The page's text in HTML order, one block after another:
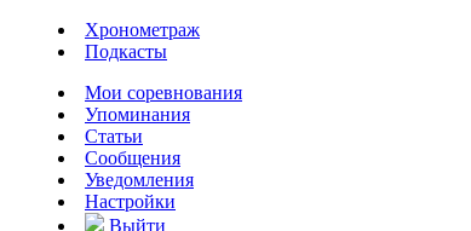
Хронометраж
Подкасты
Мои соревнования
Упоминания
Статьи
Сообщения
Уведомления
Настройки
Выйти